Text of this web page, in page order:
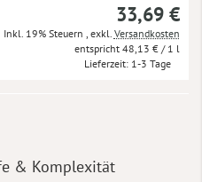
33,69 €
Inkl. 19% Steuern exkl. Versandkosten
48,13 € / 1 l
Lieferzeit 1-3 Tage
& Komplexität